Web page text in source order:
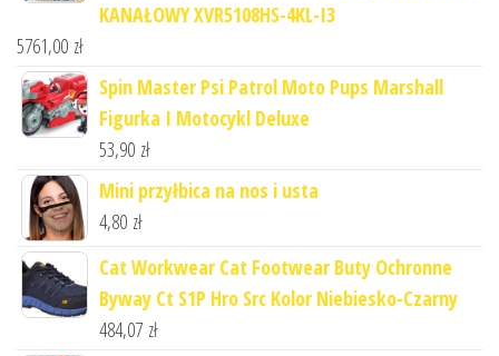
KANAŁOWY XVR5108HS-4KL-I3
5761,00 zł
Spin Master Psi Patrol Moto Pups Marshall
Figurka I Motocykl Deluxe
53,90 zł
Mini przyłbica na nos i usta
4,80 zł
Cat Workwear Cat Footwear Buty Ochronne
Byway Ct S1P Hro Src Kolor Niebiesko-Czarny
484,07 zł